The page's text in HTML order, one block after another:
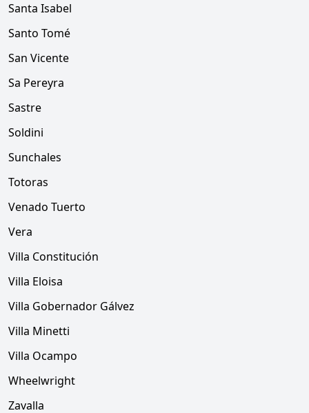
Santa Isabel
Santo Tomé
San Vicente
Sa Pereyra
Sastre
Soldini
Sunchales
Totoras
Venado Tuerto
Vera
Villa Constitución
Villa Eloisa
Villa Gobernador Gálvez
Villa Minetti
Villa Ocampo
Wheelwright
Zavalla